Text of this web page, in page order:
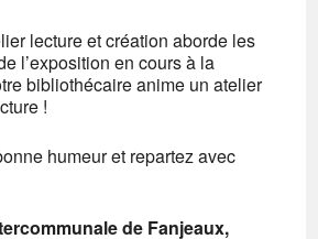
lecture et création aborde les
l’exposition en cours à la
bibliothécaire anime un atelier
!
humeur et repartez avec
de Fanjeaux,